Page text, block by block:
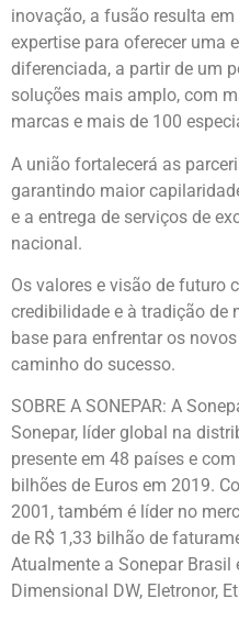
inovação, a fusão resulta
expertise para oferecer uma
diferenciada, a partir de um
soluções mais amplo, com
marcas e mais de 100
A união fortalecerá as
garantindo maior
e a entrega de serviços de
nacional.
Os valores e visão de futuro
credibilidade e à tradição de
base para enfrentar os
caminho do sucesso.
SOBRE A SONEPAR: A
Sonepar, líder global na
presente em 48 países e
bilhões de Euros em 2019.
2001, também é líder no
de R$ 1,33 bilhão de
Atualmente a Sonepar
Dimensional DW, Eletronor,